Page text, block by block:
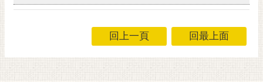
哲
花
泉
回上一頁 回最上面